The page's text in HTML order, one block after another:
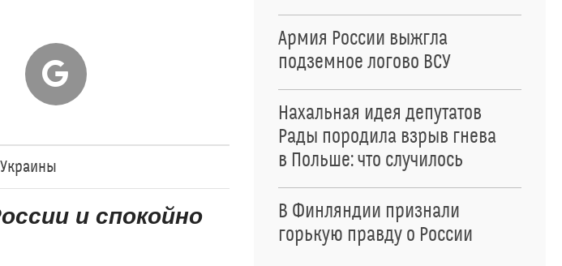
и спокойно
Армия России выжгла
подземное логово ВСУ
Нахальная идея депутатов
Рады породила взрыв гнева
в Польше: что случилось
В Финляндии признали
горькую правду о России